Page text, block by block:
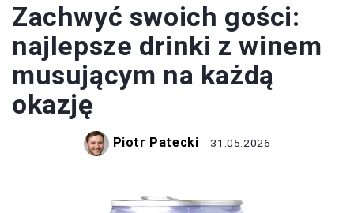
Zachwyć swoich gości:
najlepsze drinki z winem
musującym na każdą
okazję
Piotr Patecki 31.05.2026